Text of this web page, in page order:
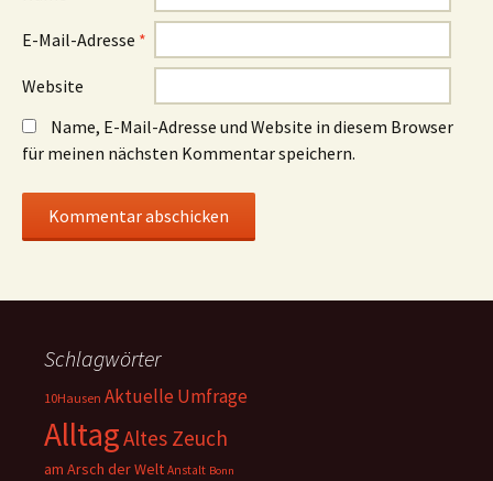
E-Mail-Adresse *
Website
Name, E-Mail-Adresse und Website in diesem Browser
für meinen nächsten Kommentar speichern.
Schlagwörter
10Hausen Aktuelle Umfrage
AlltagAltes Zeuch
am Arsch der Welt Anstalt Bonn